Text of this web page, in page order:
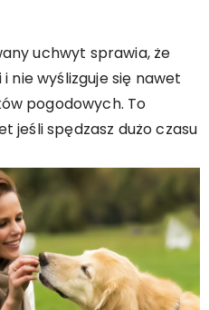
uchwyt sprawia, że
nie wyślizguje się nawet
pogodowych. To
jeśli spędzasz dużo czasu